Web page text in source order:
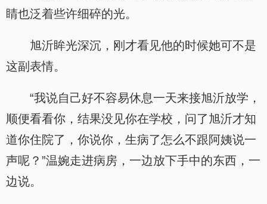
睛也泛着些许细碎的光。
旭沂眸光深沉，刚才看见他的时候她可不是
这副表情。
“我说自己好不容易休息一天来接旭沂放学，
顺便看看你，结果没见你在学校，问了旭沂才知
道你住院了，你说你，生病了怎么不跟阿姨说一
声呢？”温婉走进病房，一边放下手中的东西，一
边说。